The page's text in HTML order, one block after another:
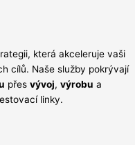
která akceleruje vaši
cílů. Naše služby pokrývají
přes vývoj, výrobu a
linky.